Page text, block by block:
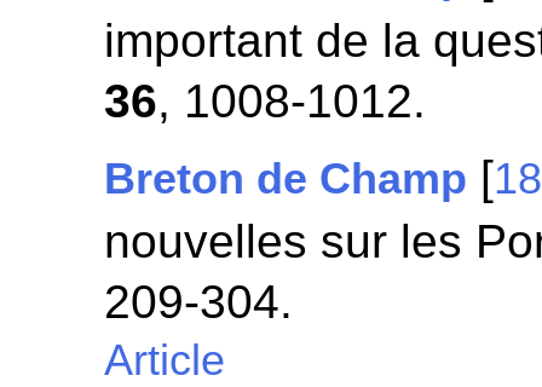
important de la
36, 1008-1012.
Breton de Champ [
nouvelles sur les
209-304.
Article